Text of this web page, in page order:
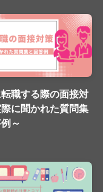
転職する際の面接対
に聞かれた質問集
～